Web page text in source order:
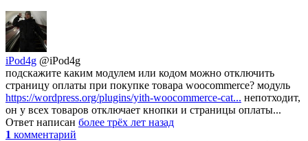
iPod4g @iPod4g
подскажите каким модулем или кодом можно отключить
страницу оплаты при покупке товара woocommerce? модуль
https://wordpress.org/plugins/yith-woocommerce-cat... непотходит,
он у всех товаров отключает кнопки и страницы оплаты...
Ответ написан более трёх лет назад
1 комментарий